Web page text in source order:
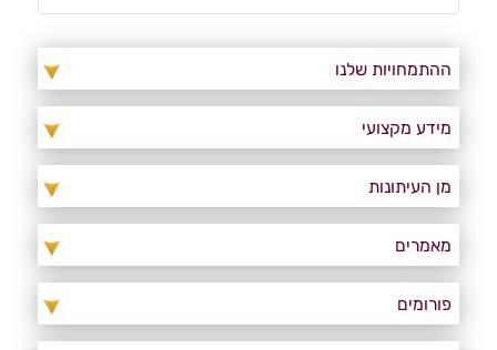
ההתמחויות שלנו
מידע מקצועי
מן העיתונות
מאמרים
פורומים